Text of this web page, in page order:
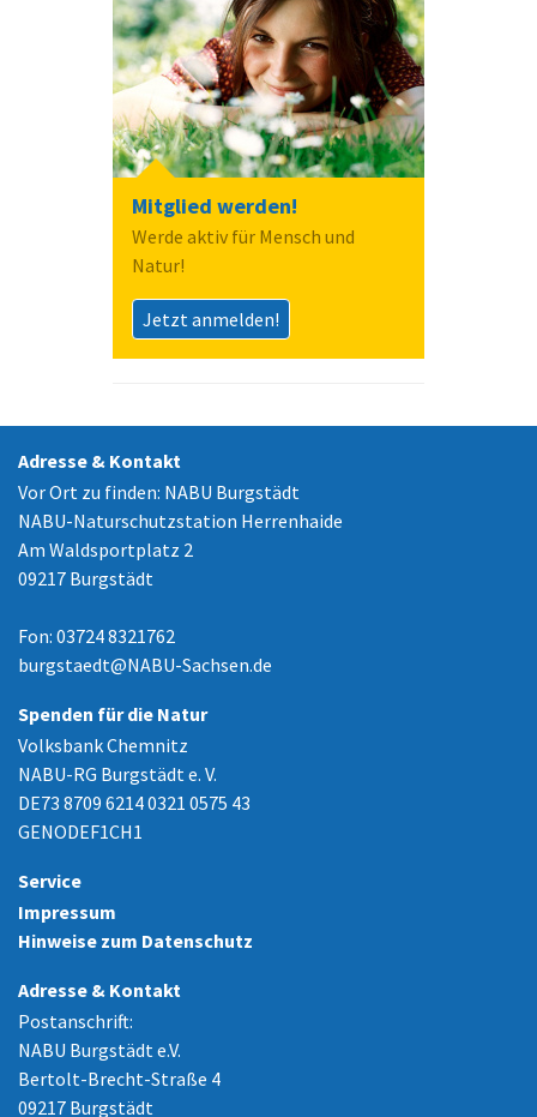
Mitglied werden!
Werde aktiv für Mensch und
Natur!
Jetzt anmelden!
Adresse & Kontakt
Vor Ort zu finden: NABU Burgstädt
NABU-Naturschutzstation Herrenhaide
Am Waldsportplatz 2
09217 Burgstädt
Fon: 03724 8321762
burgstaedt@NABU-Sachsen.de
Spenden für die Natur
Volksbank Chemnitz
NABU-RG Burgstädt e. V.
DE73 8709 6214 0321 0575 43
GENODEF1CH1
Service
Impressum
Hinweise zum Datenschutz
Adresse & Kontakt
Postanschrift:
NABU Burgstädt e.V.
Bertolt-Brecht-Straße 4
09217 Burgstädt